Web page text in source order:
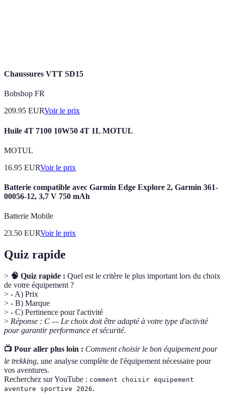
Chaussures VTT SD15
Bobshop FR
209.95 EURVoir le prix
Huile 4T 7100 10W50 4T 1L MOTUL
MOTUL
16.95 EURVoir le prix
Batterie compatible avec Garmin Edge Explore 2, Garmin 361-
00056-12, 3,7 V 750 mAh
Batterie Mobile
23.50 EURVoir le prix
Quiz rapide
> 🧠 Quiz rapide : Quel est le critère le plus important lors du choix
de votre équipement ?
> - A) Prix
> - B) Marque
> - C) Pertinence pour l'activité
> Réponse : C — Le choix doit être adapté à votre type d'activité
pour garantir performance et sécurité.
📺 Pour aller plus loin : Comment choisir le bon équipement pour
le trekking, une analyse complète de l'équipement nécessaire pour
vos aventures.
Recherchez sur YouTube : comment choisir équipement
aventure sportive 2026.